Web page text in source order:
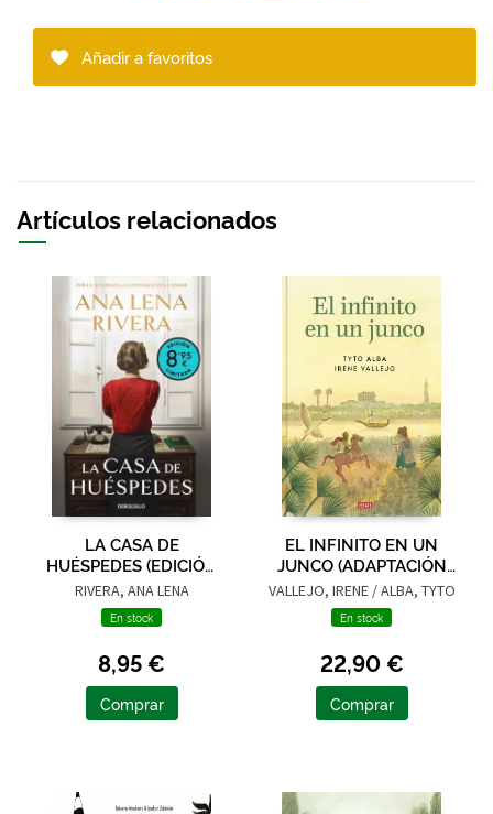
Añadir a favoritos
Artículos relacionados
LA CASA DE
HUÉSPEDES (EDICIÓN
LIMITADA · VERANO)
RIVERA, ANA LENA
En stock
8,95 €
Comprar
EL INFINITO EN UN
JUNCO (ADAPTACIÓN
GRÁFICA)
VALLEJO, IRENE / ALBA, TYTO
En stock
22,90 €
Comprar